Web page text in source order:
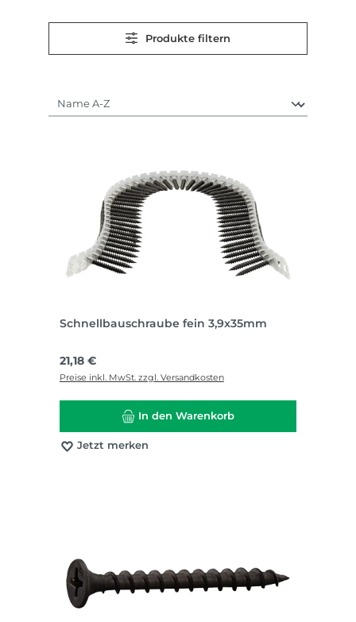
Produkte filtern
Schnellbauschraube fein 3,9x35mm
Regulärer Preis:
21,18 €
Preise inkl. MwSt. zzgl. Versandkosten
In den Warenkorb
Jetzt merken